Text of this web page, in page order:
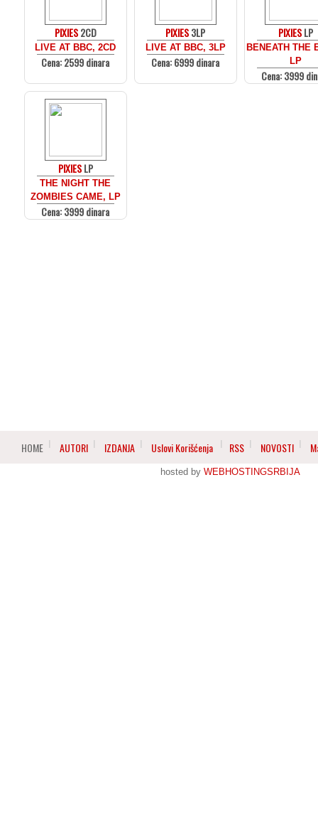
PIXIES2CD
LIVE AT BBC, 2CD
Cena: 2599 dinara
PIXIES3LP
LIVE AT BBC, 3LP
Cena: 6999 dinara
PIXIESLP
BENEATH THE
LP
Cena: 3999
PIXIESLP
THE NIGHT THE
ZOMBIES CAME, LP
Cena: 3999 dinara
HOME AUTORI IZDANJA Uslovi Korišćenja RSS NOVOSTI
hosted by WEBHOSTINGSRBIJA